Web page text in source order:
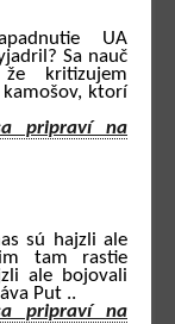
UA
Sa nauč
kritizujem
kamošov, ktorí
pripraví na
sú hajzli ale
tam rastie
ale bojovali
Put ..
pripraví na